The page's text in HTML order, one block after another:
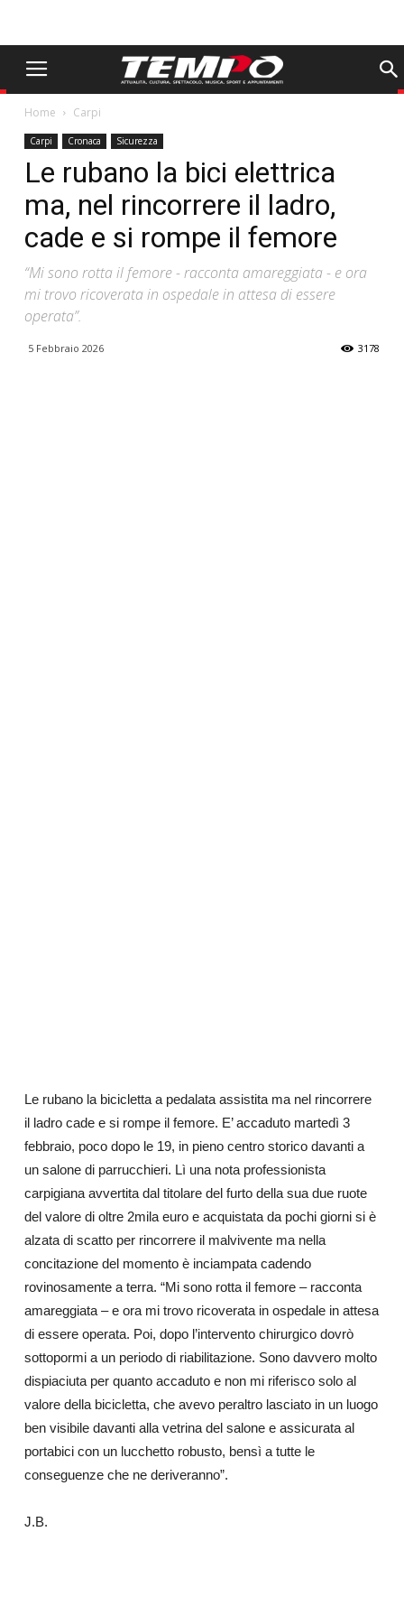
Home Carpi
Carpi Cronaca Sicurezza
Le rubano la bici elettrica
ma, nel rincorrere il ladro,
cade e si rompe il femore
“Mi sono rotta il femore - racconta amareggiata - e ora
mi trovo ricoverata in ospedale in attesa di essere
operata”.
5 Febbraio 2026 3178
Le rubano la bicicletta a pedalata assistita ma nel rincorrere
il ladro cade e si rompe il femore. E’ accaduto martedì 3
febbraio, poco dopo le 19, in pieno centro storico davanti a
un salone di parrucchieri. Lì una nota professionista
carpigiana avvertita dal titolare del furto della sua due ruote
del valore di oltre 2mila euro e acquistata da pochi giorni si è
alzata di scatto per rincorrere il malvivente ma nella
concitazione del momento è inciampata cadendo
rovinosamente a terra. “Mi sono rotta il femore – racconta
amareggiata – e ora mi trovo ricoverata in ospedale in attesa
di essere operata. Poi, dopo l’intervento chirurgico dovrò
sottopormi a un periodo di riabilitazione. Sono davvero molto
dispiaciuta per quanto accaduto e non mi riferisco solo al
valore della bicicletta, che avevo peraltro lasciato in un luogo
ben visibile davanti alla vetrina del salone e assicurata al
portabici con un lucchetto robusto, bensì a tutte le
conseguenze che ne deriveranno”.
J.B.